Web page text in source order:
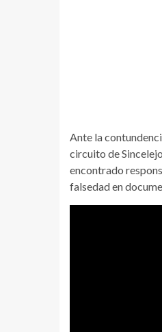
Ante la
circuito de
encontrado
falsedad en